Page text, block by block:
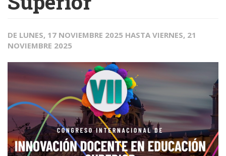
DE LUNES, 17 NOVIEMBRE 2025 HASTA VIERNES, 21
NOVIEMBRE 2025